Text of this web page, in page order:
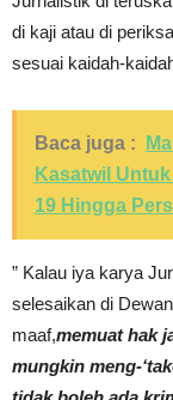
di kaji atau di
sesuai kaidah-
Baca juga :
Kasatwil
19 Hingga
” Kalau iya karya
selesaikan di
maaf,memuat hak
mungkin meng-